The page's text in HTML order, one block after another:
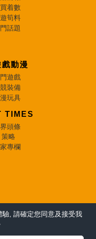
着數
筍料
話題
戲動漫
遊戲
裝備
玩具
TIMES
頭條
策略
專欄
, 請確定您同意及接受我